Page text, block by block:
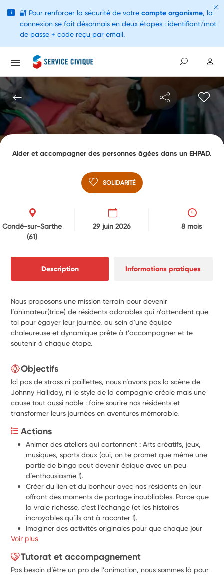
Aider et accompagner des personnes âgées dans un EHPAD.
SOLIDARITÉ
Condé-sur-Sarthe
(61)
29 juin 2026 8 mois
Description Informations pratiques
Nous proposons une mission terrain pour devenir
l’animateur(trice) de résidents adorables qui n’attendent que
toi pour égayer leur journée, au sein d'une équipe
chaleureuse et dynamique prête à t’accompagner et te
soutenir à chaque étape.
Objectifs
Ici pas de strass ni paillettes, nous n’avons pas la scène de
Johnny Halliday, ni le style de la compagnie créole mais une
cause tout aussi noble : faire sourire nos résidents et
transformer leurs journées en aventures mémorable.
Actions
Animer des ateliers qui cartonnent : Arts créatifs, jeux,
musiques, sports doux (oui, on te promet que même une
partie de bingo peut devenir épique avec un peu
d’enthousiasme !).
Créer du lien et du bonheur avec nos résidents en leur
offrant des moments de partage inoubliables. Parce que
la vraie richesse, c’est l’échange (et les histoires
incroyables qu’ils ont à raconter !).
Imaginer des activités originales pour que chaque jour
soit une nouvelle aventure (si tu rêves de créer le premier
proposer !).
Accompagner nos sorties et événements…Même si tu n’as
Voir plus
Tutorat et accompagnement
Pas besoin d’être un pro de l’animation, nous sommes là pour
i 🔐 Pour renforcer la sécurité de votre compte organisme, la
connexion se fait désormais en deux étapes : identifiant/mot
de passe + code reçu par email.